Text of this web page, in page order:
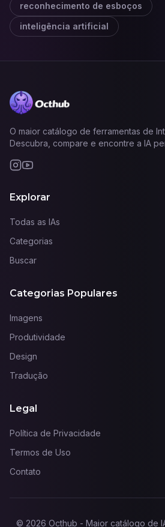
reconhecimento de esboços
inteligência artificial
O maior catálogo de ferramentas de
Descubra, compare e encontre a IA
Explorar
Todas as IAs
Categorias
Buscar
Categorias Populares
Imagens
Produtividade
Design
Tradução
Legal
Política de Privacidade
Termos de Uso
Contato
© 2026 Octhub - Maior catálogo de